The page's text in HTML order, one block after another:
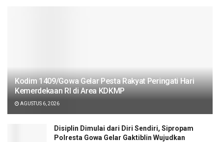
Kodim 1409/Gowa Gelar Pesta Rakyat Peringati Hari
Kemerdekaan RI di Area KDKMP
AGUSTUS 6, 2026
Disiplin Dimulai dari Diri Sendiri, Sipropam
Polresta Gowa Gelar Gaktiblin Wujudkan